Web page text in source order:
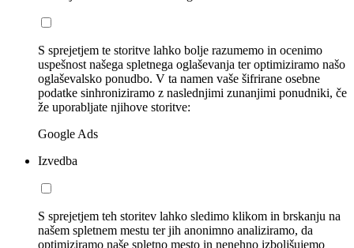
S sprejetjem te storitve lahko bolje razumemo in ocenimo
uspešnost našega spletnega oglaševanja ter optimiziramo našo
oglaševalsko ponudbo. V ta namen vaše šifrirane osebne
podatke sinhroniziramo z naslednjimi zunanjimi ponudniki, če
že uporabljate njihove storitve:
Google Ads
Izvedba
S sprejetjem teh storitev lahko sledimo klikom in brskanju na
našem spletnem mestu ter jih anonimno analiziramo, da
optimiziramo naše spletno mesto in nenehno izboljšujemo